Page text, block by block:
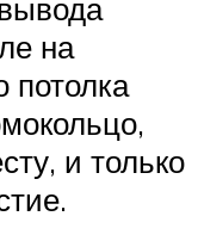
на
потолка
и только